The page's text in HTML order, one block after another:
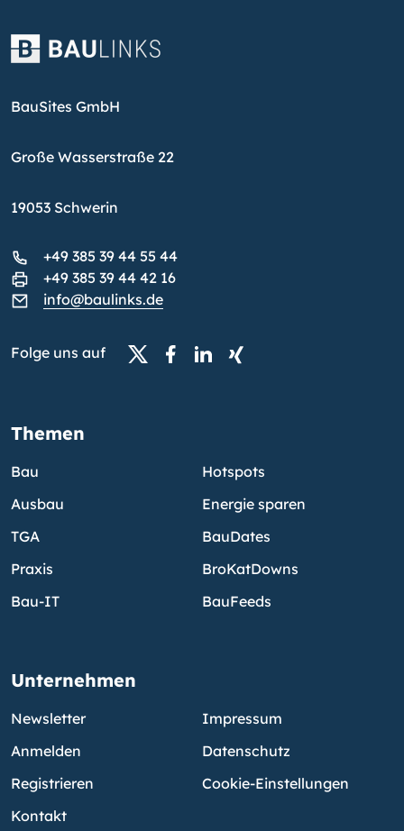
BauSites GmbH
Große Wasserstraße 22
19053 Schwerin
+49 385 39 44 55 44
+49 385 39 44 42 16
info@baulinks.de
Folge uns auf
Themen
Bau
Ausbau
TGA
Praxis
Bau-IT
Hotspots
Energie sparen
BauDates
BroKatDowns
BauFeeds
Unternehmen
Newsletter
Anmelden
Registrieren
Kontakt
Impressum
Datenschutz
Cookie-Einstellungen